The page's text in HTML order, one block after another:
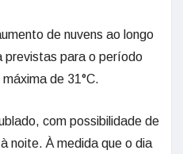
de nuvens ao longo
previstas para o período
de 31°C.
com possibilidade de
noite. À medida que o dia